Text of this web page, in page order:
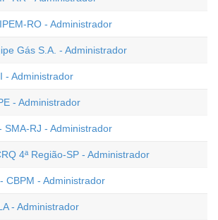
RO - Administrador
Gás S.A. - Administrador
- Administrador
- Administrador
SMA-RJ - Administrador
4ª Região-SP - Administrador
CBPM - Administrador
- Administrador